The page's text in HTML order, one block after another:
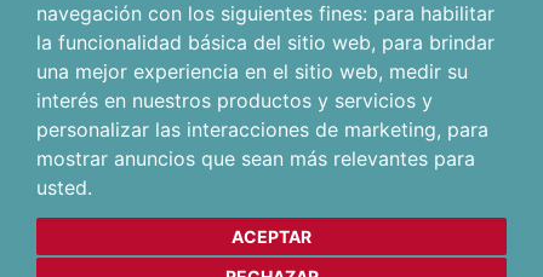
navegación con los siguientes fines: para habilitar
la funcionalidad básica del sitio web, para brindar
una mejor experiencia en el sitio web, medir su
interés en nuestros productos y servicios y
personalizar las interacciones de marketing, para
mostrar anuncios que sean más relevantes para
usted.
ACEPTAR